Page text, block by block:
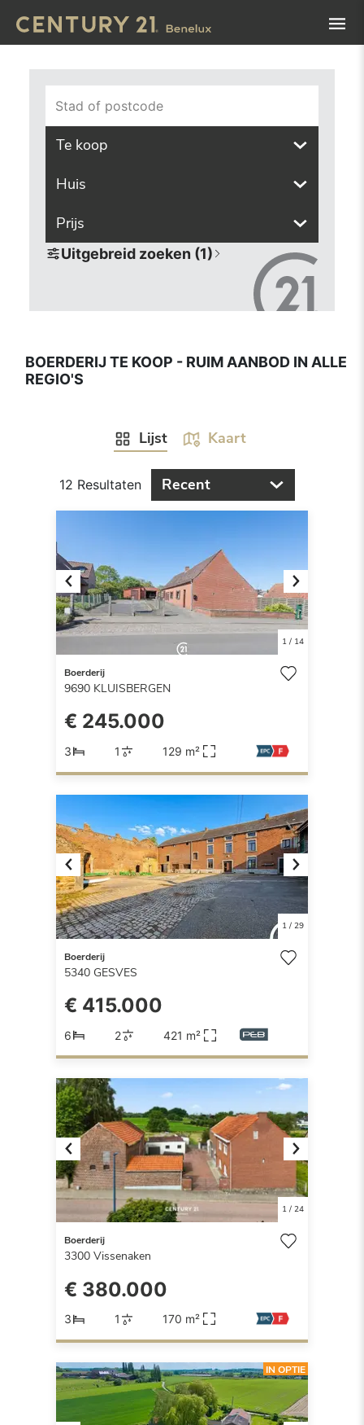
Stad of postcode
Te koop
Huis
Prijs
Uitgebreid zoeken (1)
BOERDERIJ TE KOOP - RUIM AANBOD IN ALLE
REGIO'S
Lijst Kaart
12 Resultaten Recent
Previous Next
1/ 14
Boerderij
9690 KLUISBERGEN
€ 245.000
3 1 129 m²
Previous Next
1/ 29
Boerderij
5340 GESVES
€ 415.000
6 2 421 m²
Previous Next
1/ 24
Boerderij
3300 Vissenaken
€ 380.000
3 1 170 m²
IN OPTIE